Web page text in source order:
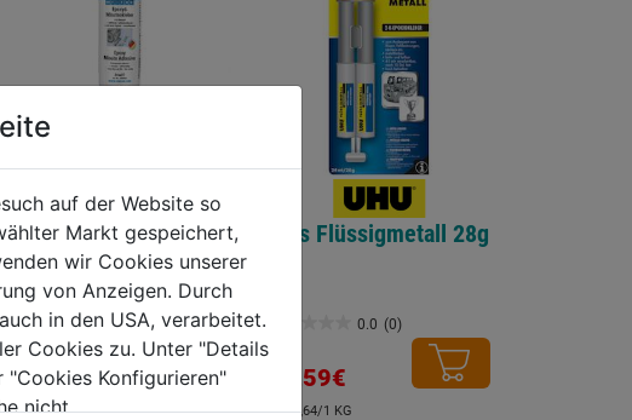
Epoxyd-Minutenkleber
24ml Zwillingsspritze
0.0 (0)
0.0
von
12,59€
€ 524,58/1 L
Plus Flüssigmetall 28g
0.0 (0)
12,59€
€ 449,64/1 KG
auf der Website so
Markt gespeichert,
wir Cookies unserer
von Anzeigen. Durch
in den USA, verarbeitet.
Cookies zu. Unter "Details
Konfigurieren"
nicht.